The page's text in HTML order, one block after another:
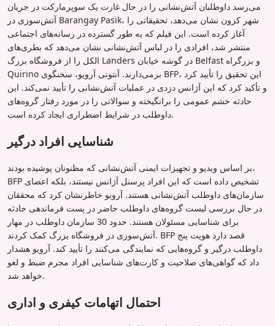
می‌رسد داوطلبان آتش‌نشانی را در حال غارت یک سوپرمارکت در جریان
آتش‌سوزی در Barangay Pasik، شهر کزون نشان می‌دهد، تحقیقاتی را
آغاز کرده است. این فیلم که به طور گسترده در رسانه‌های اجتماعی
منتشر شد، افرادی را در لباس آتش‌نشانی نشان می‌دهد که بطری‌های
الکل را از فروشگاه بزرگ Landers در گوشه خیابان Belfast و بزرگراه
Quirino برمی‌دارند. آنتونی آرویو، سخنگوی BFP، این تحقیق را تأیید کرد
و تأکید کرد که این آژانس دزدی در عملیات آتش‌نشانی را تأیید نمی‌کند. این
حادثه خشم عمومی را برانگیخته و سوالاتی را در مورد رفتار گروه‌های
داوطلب در شرایط اضطراری ایجاد کرده است.
شناسایی افراد درگیر
بر اساس ویدیو و تجهیزات ایمنی آتش‌نشانی که مظنونان پوشیده بودند،
BFP تشخیص داده است که این افراد پرسنل آژانس نیستند، بلکه اعضای
سازمان‌های داوطلب آتش‌نشانی هستند. آرویو خاطرنشان کرد که محققان
در حال بررسی لیست گروه‌های داوطلب حاضر در پست فرماندهی حادثه
برای شناسایی مسئولان هستند. حدود 30 سازمان داوطلب در مهار
آتش‌سوزی در فروشگاه بزرگ کمک کردند. BFP قصد دارد هویت پنج
داوطلب درگیر و گروه‌هایی که نمایندگی می‌کنند را تأیید کند. آرویو هشدار
داد که گواهی‌های صلاحیت و کارت‌های شناسایی افراد مجرم ضبط و لغو
خواهد شد.
احتمال اتهامات کیفری و اداری